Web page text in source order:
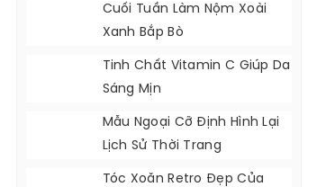
Cuối Tuần Làm Nộm Xoài
Xanh Bắp Bò
Tinh Chất Vitamin C Giúp Da
Sáng Mịn
Mẫu Ngoại Cỡ Định Hình Lại
Lịch Sử Thời Trang
Tóc Xoăn Retro Đẹp Của